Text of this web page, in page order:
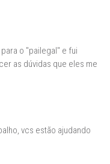
o "pailegal" e fui
as dúvidas que eles me
vcs estão ajudando